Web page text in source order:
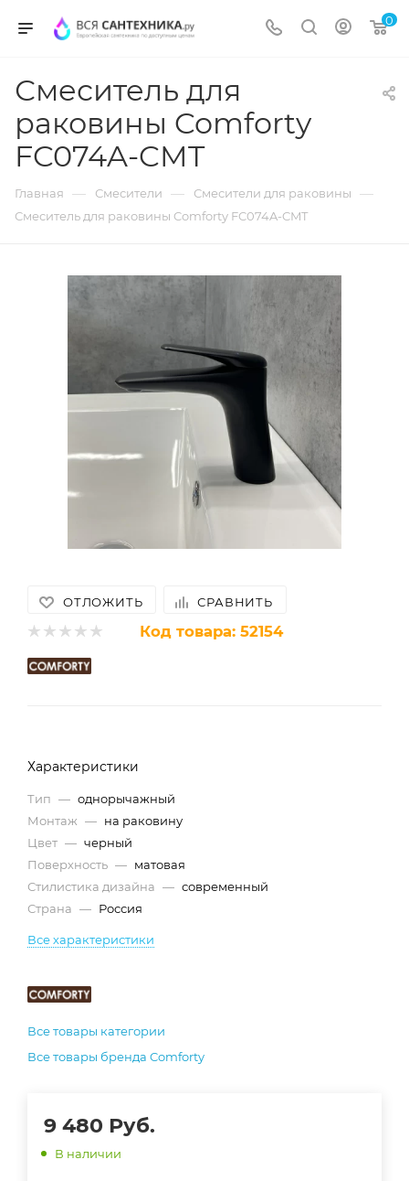
0
Смеситель для
раковины Comforty
FC074A-CMT
Главная — Смесители — Смесители для раковины —
Смеситель для раковины Comforty FC074A-CMT
ОТЛОЖИТЬ СРАВНИТЬ
Код товара: 52154
Характеристики
Тип — однорычажный
Монтаж — на раковину
Цвет — черный
Поверхность — матовая
Стилистика дизайна — современный
Страна — Россия
Все характеристики
Все товары категории
Все товары бренда Comforty
9 480 Руб.
В наличии